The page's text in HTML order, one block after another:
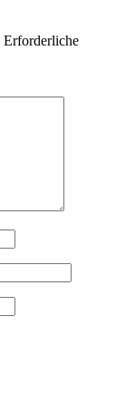
Erforderliche